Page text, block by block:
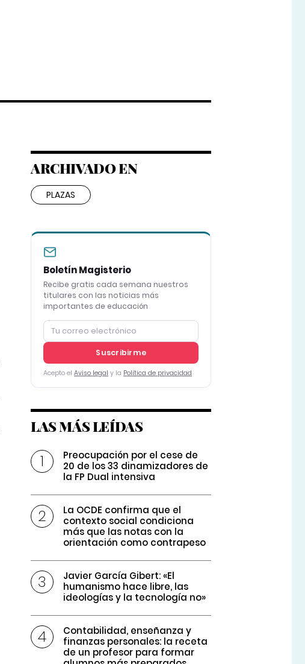
ARCHIVADO EN
PLAZAS
Boletín Magisterio
Recibe gratis cada semana nuestros
titulares con las noticias más
importantes de educación
Suscribirme
Acepto el Aviso legal y la Política de privacidad
LAS MÁS LEÍDAS
Preocupación por el cese de
20 de los 33 dinamizadores de
la FP Dual intensiva
La OCDE confirma que el
contexto social condiciona
más que las notas con la
orientación como contrapeso
Javier García Gibert: «El
humanismo hace libre, las
ideologías y la tecnología no»
Contabilidad, enseñanza y
finanzas personales: la receta
de un profesor para formar